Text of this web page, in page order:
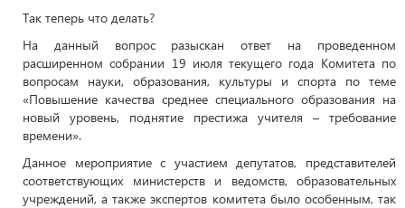
Так теперь что делать?
На данный вопрос разыскан ответ на проведенном
расширенном собрании 19 июля текущего года Комитета по
вопросам науки, образования, культуры и спорта по теме
«Повышение качества среднее специального образования на
новый уровень, поднятие престижа учителя – требование
времени».
Данное мероприятие с участием депутатов, представителей
соответствующих министерств и ведомств, образовательных
учреждений, а также экспертов комитета было особенным, так